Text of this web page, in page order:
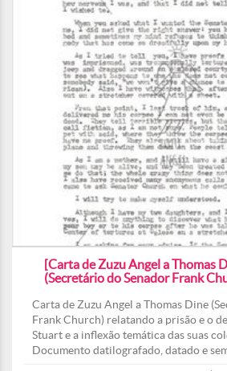
[Carta de Zuzu Angel a Thomas
(Secretário do Senador Frank
Carta de Zuzu Angel a Thomas Dine
Frank Church) relatando a prisão e o
Stuart e a inflexão temática das suas
Documento datilografado, datado e